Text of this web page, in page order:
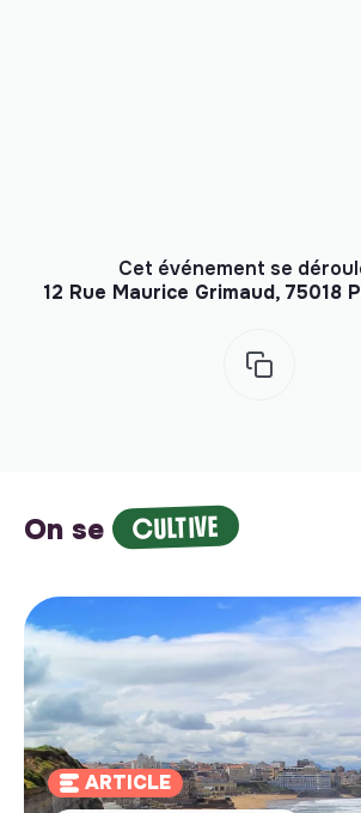
Cet événement se
12 Rue Maurice Grimaud, 75018
On se CULTIVE
ARTICLE